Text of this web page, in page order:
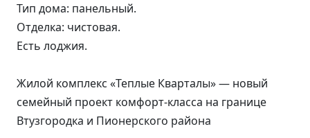
Тип дома: панельный.
Отделка: чистовая.
Есть лоджия.
Жилой комплекс «‎Теплые Кварталы‎»‎ — новый
семейный проект комфорт-класса на границе
Втузгородка и Пионерского района